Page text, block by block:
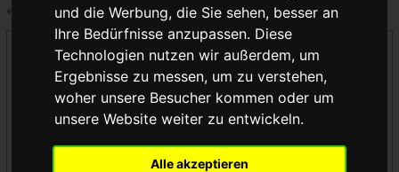
und die Werbung, die Sie sehen, besser an
Ihre Bedürfnisse anzupassen. Diese
Technologien nutzen wir außerdem, um
Ergebnisse zu messen, um zu verstehen,
woher unsere Besucher kommen oder um
unsere Website weiter zu entwickeln.
Alle akzeptieren
← Klingone
Links auf diese Seite
Seite:
Namensraum: